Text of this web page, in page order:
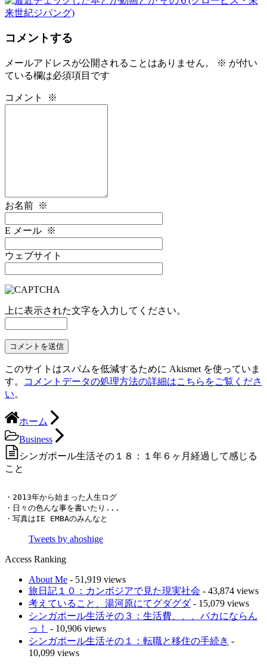
コメントする
メールアドレスが公開されることはありません。 ※ が付い
ている欄は必須項目です
コメント ※
お名前 ※
E メール ※
ウェブサイト
上に表示された文字を入力してください。
このサイトはスパムを低減するために Akismet を使っていま
す。
コメントデータの処理方法の詳細はこちらをご覧くださ
い。
ホーム
Business
シンガポール生活その１８：１年６ヶ月経過して感じる
こと
・2013年から始まった人生ログ
・日々の色んな事を書いたり...
・写真はIE EMBAのみんなと
Tweets by ahoshige
Access Ranking
About Me - 51,919 views
旅日記１０：カンボジアで見た現実社会 - 43,874 views
考えていること、湯河原にてグダグダ- 15,079 views
シンガポール生活その３：生活費、、、バカにならん
っ！
- 10,906 views
シンガポール生活その１：転職と移住の手続き -
10,099 views